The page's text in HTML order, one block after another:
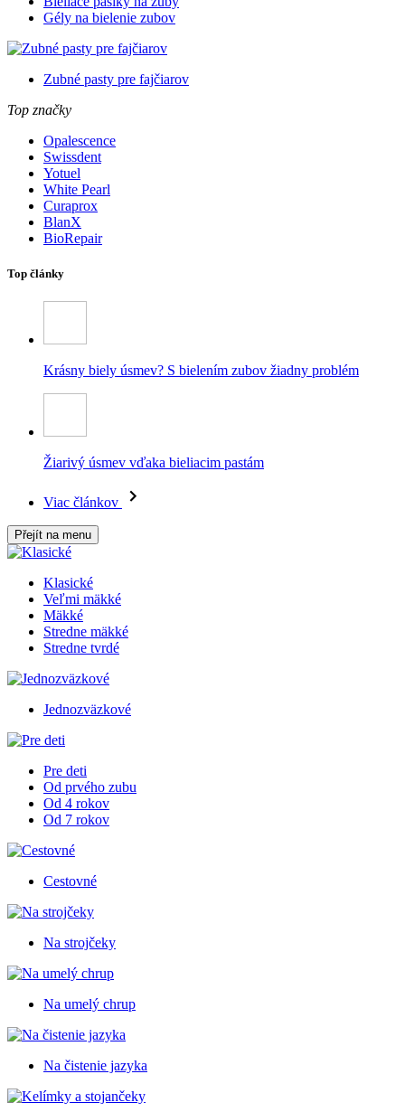
Gély na bielenie zubov
Zubné pasty pre fajčiarov
Top značky
Opalescence
Swissdent
Yotuel
White Pearl
Curaprox
BlanX
BioRepair
Top články
Krásny biely úsmev? S bielením zubov žiadny problém
Žiarivý úsmev vďaka bieliacim pastám
Viac článkov
Přejít na menu
Klasické
Veľmi mäkké
Mäkké
Stredne mäkké
Stredne tvrdé
Jednozväzkové
Pre deti
Od prvého zubu
Od 4 rokov
Od 7 rokov
Cestovné
Na strojčeky
Na umelý chrup
Na čistenie jazyka